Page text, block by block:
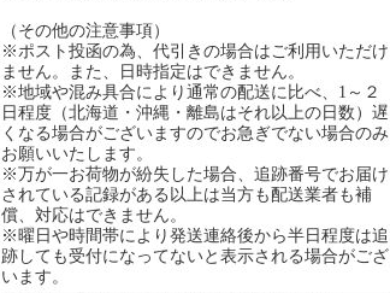
（その他の注意事項）
※ポスト投函の為、代引きの場合はご利用いただけ
ません。また、日時指定はできません。
※地域や混み具合により通常の配送に比べ、1～２
日程度（北海道・沖縄・離島はそれ以上の日数）遅
くなる場合がございますのでお急ぎでない場合のみ
お願いいたします。
※万が一お荷物が紛失した場合、追跡番号でお届け
されている記録がある以上は当方も配送業者も補
償、対応はできません。
※曜日や時間帯により発送連絡後から半日程度は追
跡しても受付になってないと表示される場合がござ
います。